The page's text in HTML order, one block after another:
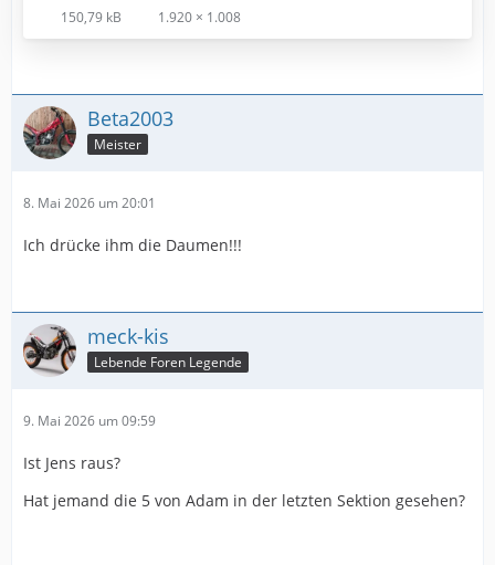
150,79 kB 1.920 × 1.008
Beta2003
Meister
8. Mai 2026 um 20:01
Ich drücke ihm die Daumen!!!
meck-kis
Lebende Foren Legende
9. Mai 2026 um 09:59
Ist Jens raus?
Hat jemand die 5 von Adam in der letzten Sektion gesehen?